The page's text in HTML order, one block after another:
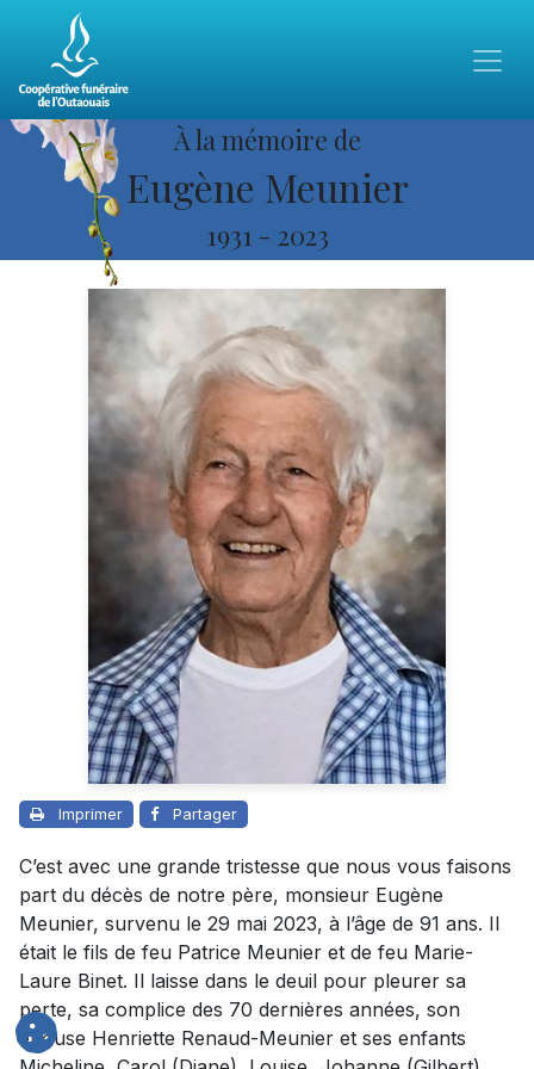
À la mémoire de
Eugène Meunier
1931 - 2023
Imprimer Partager
C’est avec une grande tristesse que nous vous faisons
part du décès de notre père, monsieur Eugène
Meunier, survenu le 29 mai 2023, à l’âge de 91 ans. Il
était le fils de feu Patrice Meunier et de feu Marie-
Laure Binet. Il laisse dans le deuil pour pleurer sa
perte, sa complice des 70 dernières années, son
épouse Henriette Renaud-Meunier et ses enfants